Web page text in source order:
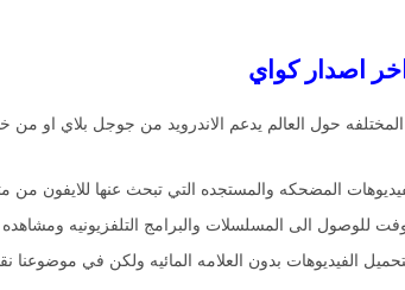
المضحكه والمستجده التي تبحث عنها للايفون
الفيديوهات بدون العلامه المائيه ولكن في موضوعنا